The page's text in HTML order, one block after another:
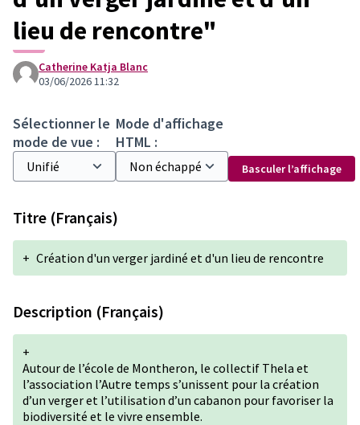
lieu de rencontre"
Catherine Katja Blanc
03/06/2026 11:32
Sélectionner le
mode de vue :
Mode d'affichage
HTML :
Basculer l’affichage
Titre (Français)
+ Création d'un verger jardiné et d'un lieu de rencontre
Description (Français)
+
Autour de l’école de Montheron, le collectif Thela et
l’association l’Autre temps s’unissent pour la création
d’un verger et l’utilisation d’un cabanon pour favoriser la
biodiversité et le vivre ensemble.